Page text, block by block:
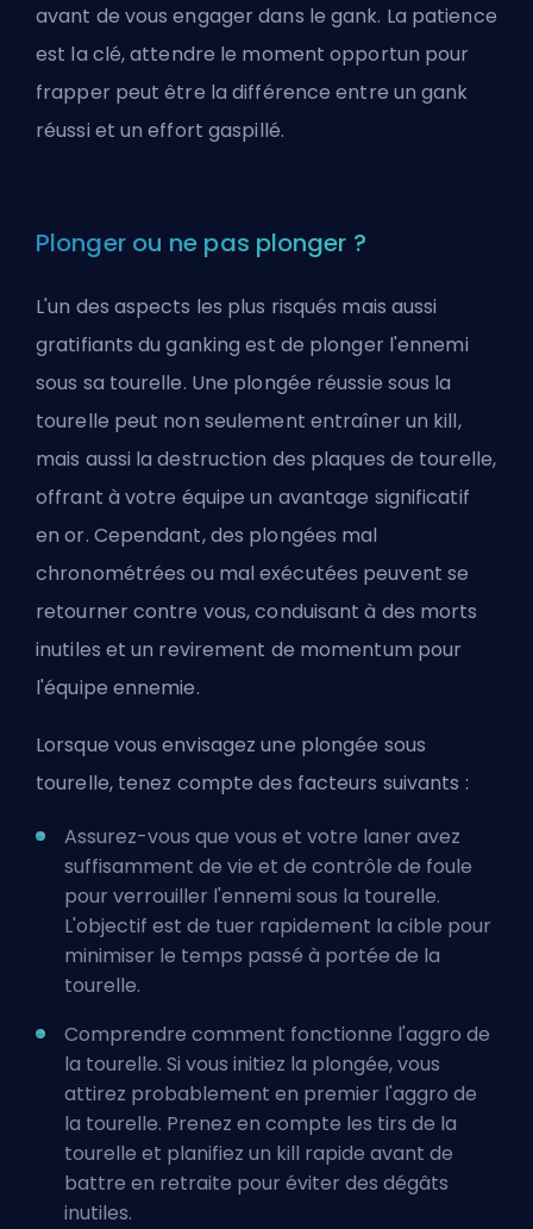
avant de vous engager dans le gank. La patience
est la clé, attendre le moment opportun pour
frapper peut être la différence entre un gank
réussi et un effort gaspillé.
Plonger ou ne pas plonger ?
L'un des aspects les plus risqués mais aussi
gratifiants du ganking est de plonger l'ennemi
sous sa tourelle. Une plongée réussie sous la
tourelle peut non seulement entraîner un kill,
mais aussi la destruction des plaques de tourelle,
offrant à votre équipe un avantage significatif
en or. Cependant, des plongées mal
chronométrées ou mal exécutées peuvent se
retourner contre vous, conduisant à des morts
inutiles et un revirement de momentum pour
l'équipe ennemie.
Lorsque vous envisagez une plongée sous
tourelle, tenez compte des facteurs suivants :
Assurez-vous que vous et votre laner avez
suffisamment de vie et de contrôle de foule
pour verrouiller l'ennemi sous la tourelle.
L'objectif est de tuer rapidement la cible pour
minimiser le temps passé à portée de la
tourelle.
Comprendre comment fonctionne l'aggro de
la tourelle. Si vous initiez la plongée, vous
attirez probablement en premier l'aggro de
la tourelle. Prenez en compte les tirs de la
tourelle et planifiez un kill rapide avant de
battre en retraite pour éviter des dégâts
inutiles.